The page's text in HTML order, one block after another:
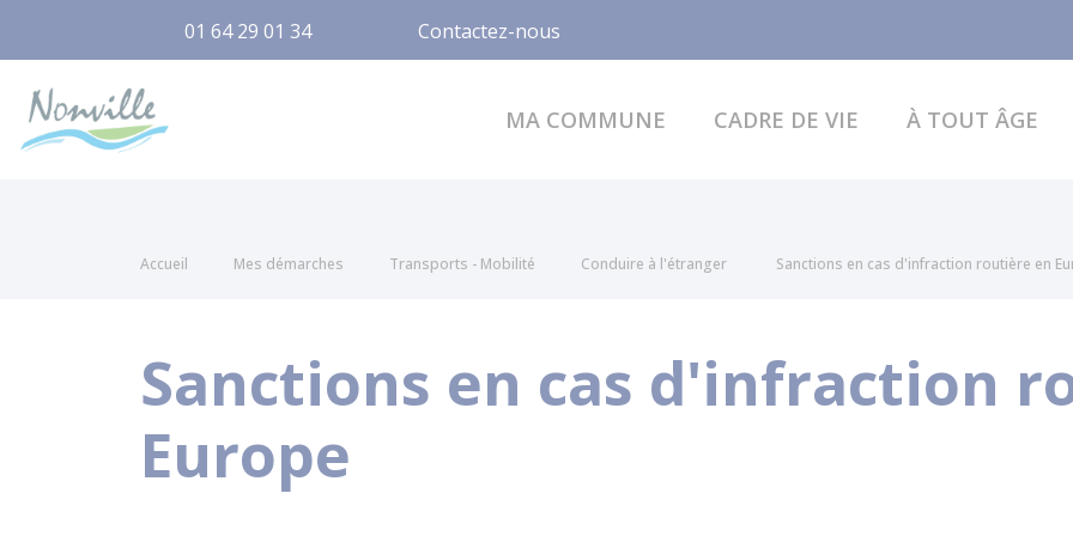
01 64 29 01 34 Contactez-nous
MA COMMUNE CADRE DE VIE À TOUT ÂGE
Accueil Mes démarches Transports - Mobilité Conduire à l'étranger Sanctions en cas d'infraction routière en
Sanctions en cas d'infraction
Europe